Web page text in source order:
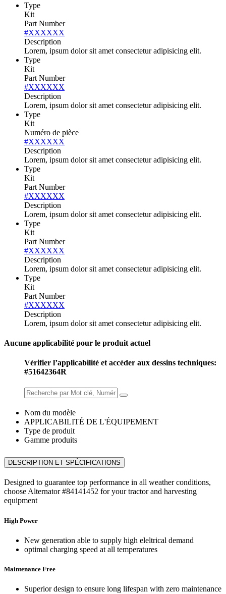
Type
Kit
Part Number
#XXXXXX
Description
Lorem, ipsum dolor sit amet consectetur adipisicing elit.
Type
Kit
Part Number
#XXXXXX
Description
Lorem, ipsum dolor sit amet consectetur adipisicing elit.
Type
Kit
Numéro de pièce
#XXXXXX
Description
Lorem, ipsum dolor sit amet consectetur adipisicing elit.
Type
Kit
Part Number
#XXXXXX
Description
Lorem, ipsum dolor sit amet consectetur adipisicing elit.
Type
Kit
Part Number
#XXXXXX
Description
Lorem, ipsum dolor sit amet consectetur adipisicing elit.
Type
Kit
Part Number
#XXXXXX
Description
Lorem, ipsum dolor sit amet consectetur adipisicing elit.
Aucune applicabilité pour le produit actuel
Vérifier l’applicabilité et accéder aux dessins techniques:
#51642364R
Nom du modèle
APPLICABILITÉ DE L'ÉQUIPEMENT
Type de produit
Gamme produits
DESCRIPTION ET SPÉCIFICATIONS
Designed to guarantee top performance in all weather conditions,
choose Alternator #84141452 for your tractor and harvesting
equipment
High Power
New generation able to supply high eleltrical demand
optimal charging speed at all temperatures
Maintenance Free
Superior design to ensure long lifespan with zero maintenance